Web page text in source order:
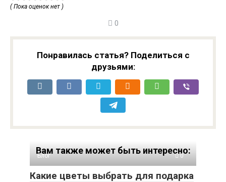
( Пока оценок нет )
0
Понравилась статья? Поделиться с
друзьями:
Вам также может быть интересно:
Блог 0
Какие цветы выбрать для подарка